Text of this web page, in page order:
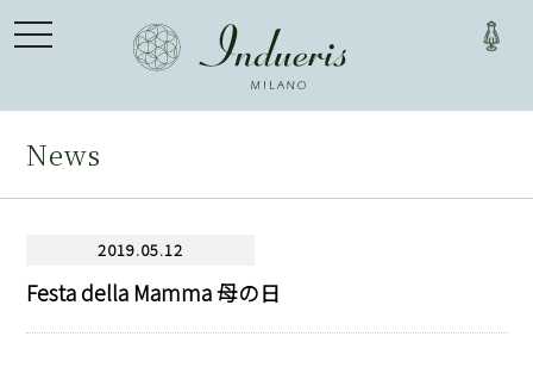
toggle
News
2019.05.12
Festa della Mamma 母の日